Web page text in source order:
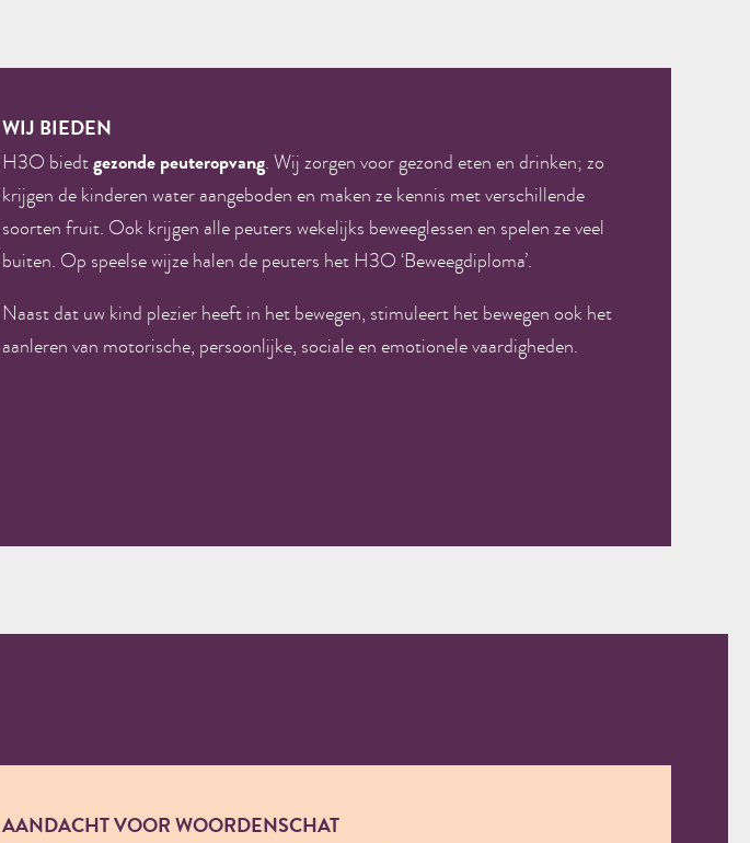
WIJ BIEDEN
H3O biedtgezonde peuteropvang. Wij zorgen voor gezond eten en drinken; zo
krijgen de kinderen water aangeboden en maken ze kennis met verschillende
soorten fruit. Ook krijgen alle peuters wekelijks beweeglessen en spelen ze veel
buiten. Op speelse wijze halen de peuters het H3O ‘Beweegdiploma’.
Naast dat uw kind plezier heeft in het bewegen, stimuleert het bewegen ook het
aanleren van motorische, persoonlijke, sociale en emotionele vaardigheden.
AANDACHT VOOR WOORDENSCHAT